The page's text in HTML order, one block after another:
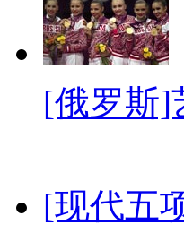
[俄罗斯]
[现代五